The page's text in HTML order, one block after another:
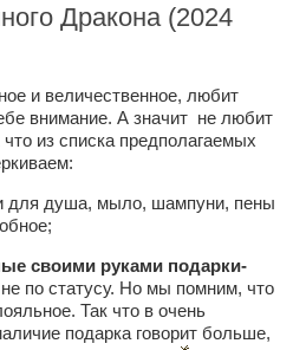
Дракона (2024
и величественное, любит
внимание. А значит не любит
из списка предполагаемых
для душа, мыло, шампуни, пены
своими руками подарки-
по статусу. Но мы помним, что
Так что в очень
подарка говорит больше,